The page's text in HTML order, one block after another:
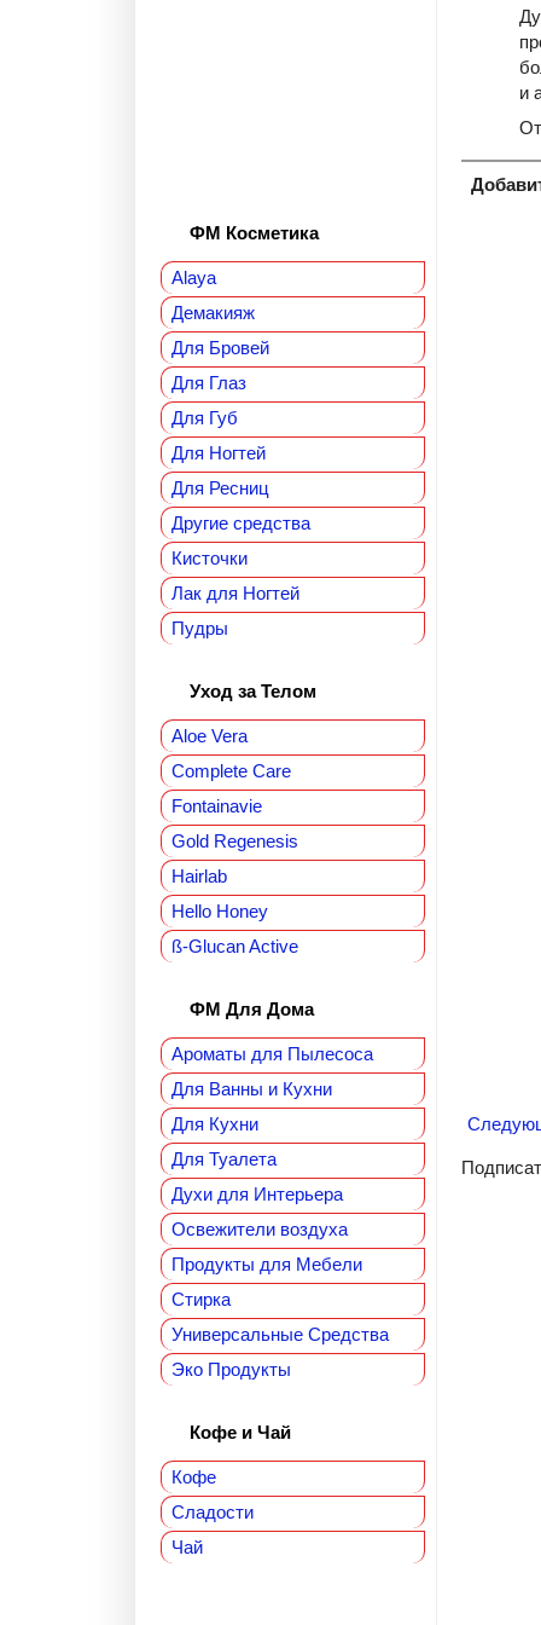
и
ФМ Косметика
Alaya
Демакияж
Для Бровей
Для Глаз
Для Губ
Для Ногтей
Для Ресниц
Другие средства
Кисточки
Лак для Ногтей
Пудры
Уход за Телом
Aloe Vera
Complete Care
Fontainavie
Gold Regenesis
Hairlab
Hello Honey
ß-Glucan Active
ФМ Для Дома‎
Ароматы для Пылесоса
Для Ванны и Кухни
Для Кухни
Для Туалета
Духи для Интерьера
Освежители воздуха
Продукты для Мебели
Стирка
Универсальные Средства
Эко Продукты
Кофе и Чай
Кофе
Сладости
Чай